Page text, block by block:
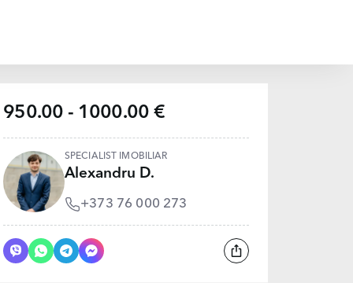
950.00 - 1000.00 €
SPECIALIST IMOBILIAR
Alexandru D.
+373 76 000 273